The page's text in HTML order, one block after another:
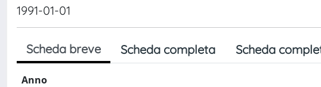
1991-01-01
Scheda breve Scheda completa Scheda
Anno